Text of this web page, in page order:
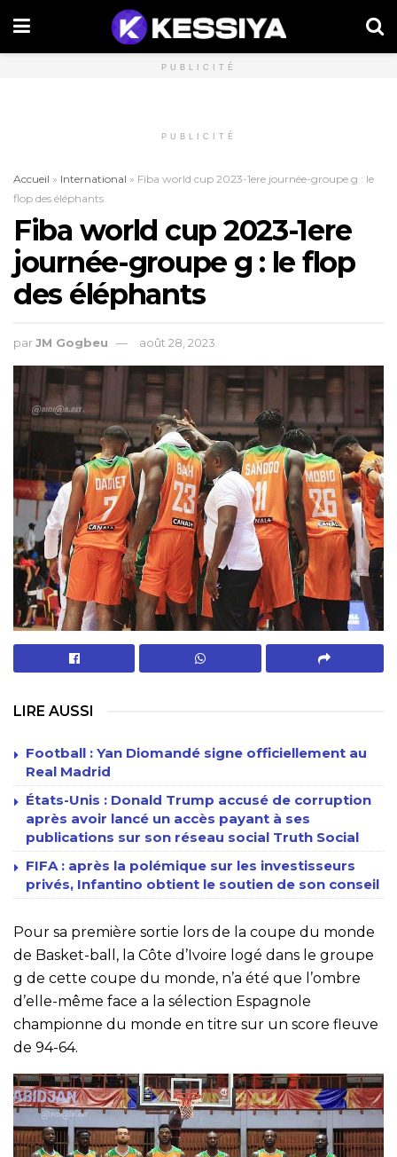
PUBLICITÉ
PUBLICITÉ
Accueil » International » Fiba world cup 2023-1ere journée-groupe g : le
flop des éléphants
Fiba world cup 2023-1ere
journée-groupe g : le flop
des éléphants
parJM Gogbeu août 28, 2023
LIRE AUSSI
Football : Yan Diomandé signe officiellement au
Real Madrid
États-Unis : Donald Trump accusé de corruption
après avoir lancé un accès payant à ses
publications sur son réseau social Truth Social
FIFA : après la polémique sur les investisseurs
privés, Infantino obtient le soutien de son conseil
Pour sa première sortie lors de la coupe du monde
de Basket-ball, la Côte d’Ivoire logé dans le groupe
g de cette coupe du monde, n’a été que l’ombre
d’elle-même face a la sélection Espagnole
championne du monde en titre sur un score fleuve
de 94-64.